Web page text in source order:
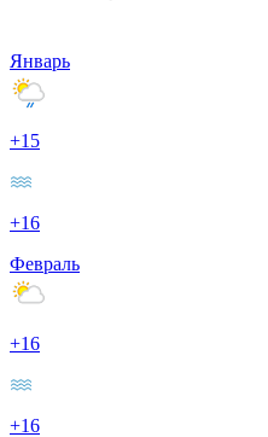
Январь
+15
+16
Февраль
+16
+16